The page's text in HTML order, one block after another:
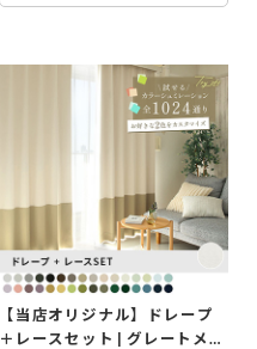
【当店オリジナル】ドレープ
＋レースセット | グレートメロ